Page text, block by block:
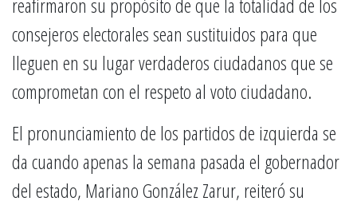
consejeros electorales sean sustituidos para que
lleguen en su lugar verdaderos ciudadanos que se
comprometan con el respeto al voto ciudadano.
El pronunciamiento de los partidos de izquierda se
da cuando apenas la semana pasada el gobernador
del estado, Mariano González Zarur, reiteró su